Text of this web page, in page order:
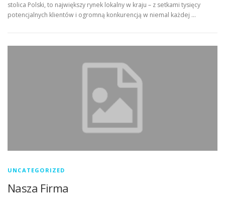
stolica Polski, to największy rynek lokalny w kraju – z setkami tysięcy
potencjalnych klientów i ogromną konkurencją w niemal każdej …
UNCATEGORIZED
Nasza Firma